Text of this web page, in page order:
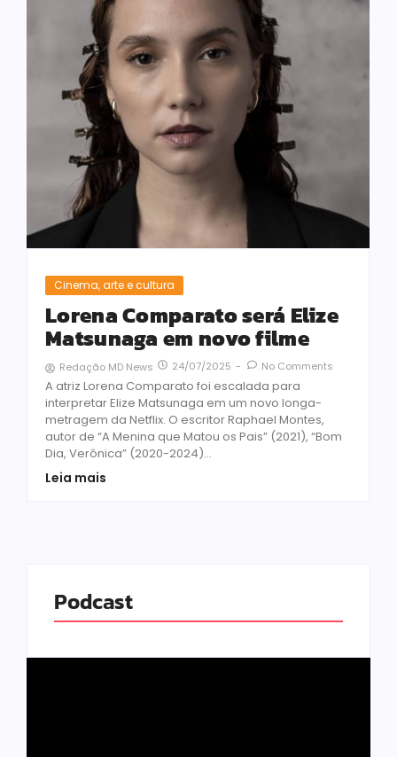
Cinema, arte e cultura
Lorena Comparato será Elize
Matsunaga em novo filme
Redação MD News 24/07/2025 - No Comments
A atriz Lorena Comparato foi escalada para
interpretar Elize Matsunaga em um novo longa-
metragem da Netflix. O escritor Raphael Montes,
autor de “A Menina que Matou os Pais” (2021), “Bom
Dia, Verônica” (2020-2024)...
Leia mais
Podcast